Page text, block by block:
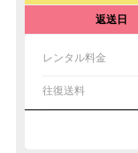
返送日
レンタル料金
往復送料